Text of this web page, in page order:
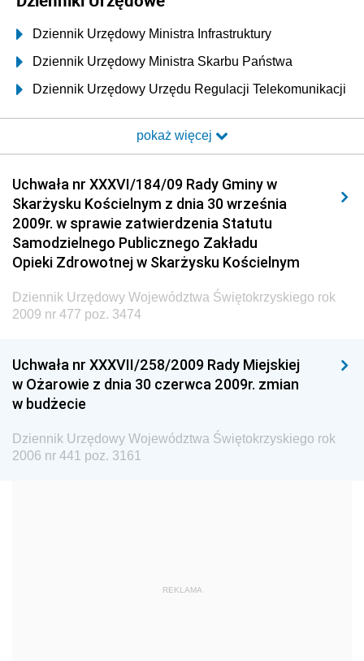
Dziennik Urzędowy Ministra Infrastruktury
Dziennik Urzędowy Ministra Skarbu Państwa
Dziennik Urzędowy Urzędu Regulacji Telekomunikacji
Dziennik Urzędowy Ministra Transportu i Budownictwa
Elektronicznej
Dziennik Urzędowy Ministra Spraw Wewnętrznych i
Administracji
Dziennik Urzędowy Ministra Transportu
Dziennik Urzędowy Ministra Budownictwa
Dziennik Urzędowy Ministra Nauki i Szkolnictwa
Dziennik Urzędowy Głównego Urzędu Miar
Dziennik Urzędowy Ministra Rolnictwa i Rozwoju Wsi
Sportu
Dziennik Urzędowy Ministra Edukacji i Nauki
pokaż więcej
Uchwała nr XXXVI/184/09 Rady Gminy w
Skarżysku Kościelnym z dnia 30 września
2009r. w sprawie zatwierdzenia Statutu
Samodzielnego Publicznego Zakładu
Opieki Zdrowotnej w Skarżysku Kościelnym
Dziennik Urzędowy Województwa Świętokrzyskiego rok
2009 nr 477 poz. 3474
Uchwała nr XXXVII/258/2009 Rady Miejskiej
w Ożarowie z dnia 30 czerwca 2009r. zmian
w budżecie
Dziennik Urzędowy Województwa Świętokrzyskiego rok
2006 nr 441 poz. 3161
REKLAMA